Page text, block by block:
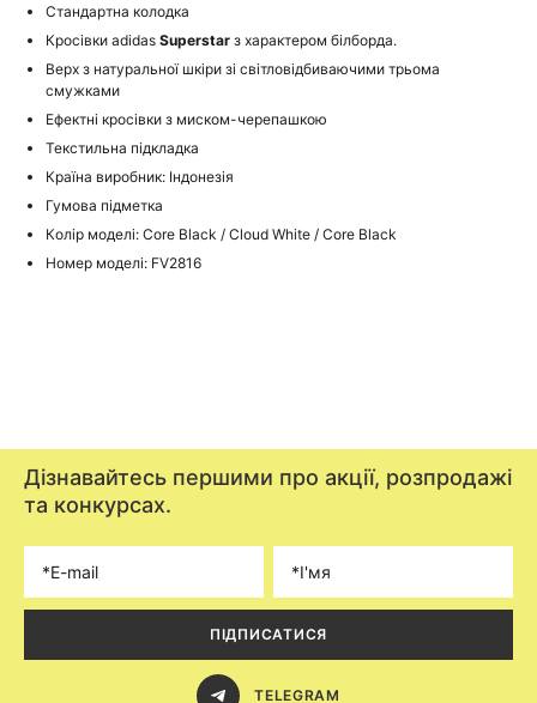
Стандартна колодка
Кросівки adidas Superstar з характером білборда.
Верх з натуральної шкіри зі світловідбиваючими трьома
смужками
Ефектні кросівки з миском-черепашкою
Текстильна підкладка
Країна виробник: Індонезія
Гумова підметка
Колір моделі: Core Black / Cloud White / Core Black
Номер моделі: FV2816
Дізнавайтесь першими про акції, розпродажі
та конкурсах.
ПІДПИСАТИСЯ
TELEGRAM